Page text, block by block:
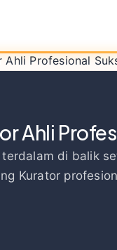
Ahli Profesional
Ahli
di balik
Kurator